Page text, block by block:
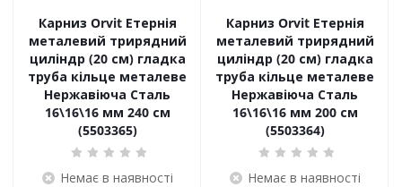
Карниз Orvit Етернія
металевий трирядний
циліндр (20 см) гладка
труба кільце металеве
Нержавіюча Сталь
16\16\16 мм 240 см
(5503365)
Немає в наявності
Карниз Orvit Етернія
металевий трирядний
циліндр (20 см) гладка
труба кільце металеве
Нержавіюча Сталь
16\16\16 мм 200 см
(5503364)
Немає в наявності